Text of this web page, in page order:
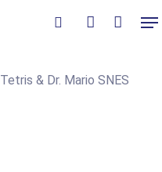
Tetris & Dr. Mario SNES